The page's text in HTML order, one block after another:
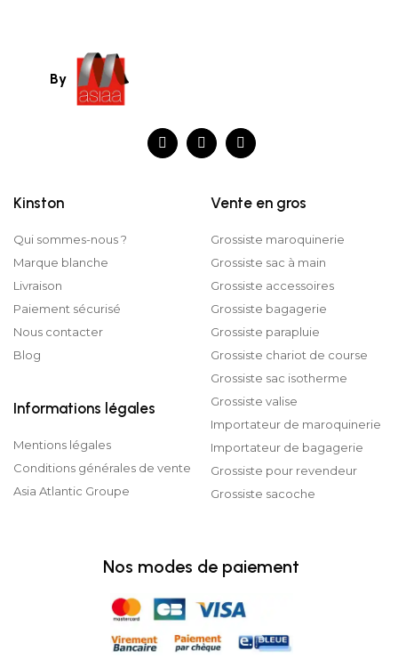
By
Kinston
Qui sommes-nous ?
Marque blanche
Livraison
Paiement sécurisé
Nous contacter
Blog
Informations légales
Mentions légales
Conditions générales de vente
Asia Atlantic Groupe
Vente en gros
Grossiste maroquinerie
Grossiste sac à main
Grossiste accessoires
Grossiste bagagerie
Grossiste parapluie
Grossiste chariot de course
Grossiste sac isotherme
Grossiste valise
Importateur de maroquinerie
Importateur de bagagerie
Grossiste pour revendeur
Grossiste sacoche
Nos modes de paiement